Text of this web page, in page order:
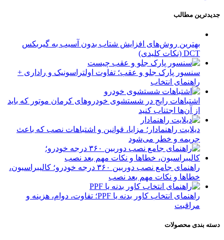
جدیدترین مطالب
بهترین روش‌های افزایش شتاب بدون آسیب به گیربکس
DCT (نکات کلیدی)
سنسور پارک جلو و عقب؛ تفاوت اولتراسونیک و راداری +
راهنمای انتخاب
اشتباهات رایج در شستشوی خودروهای کرمان موتور که باید
از آن‌ها اجتناب کنید
دیلایت راهنمادار؛ مزایا، قوانین و اشتباهات نصب که باعث
جریمه و خطر می‌شود
راهنمای جامع نصب دوربین ۳۶۰ درجه خودرو؛ کالیبراسیون،
خطاها و نکات مهم بعد نصب
راهنمای انتخاب کاور بدنه یا PPF؛ تفاوت، دوام، هزینه و
مراقبت
دسته بندی محصولات